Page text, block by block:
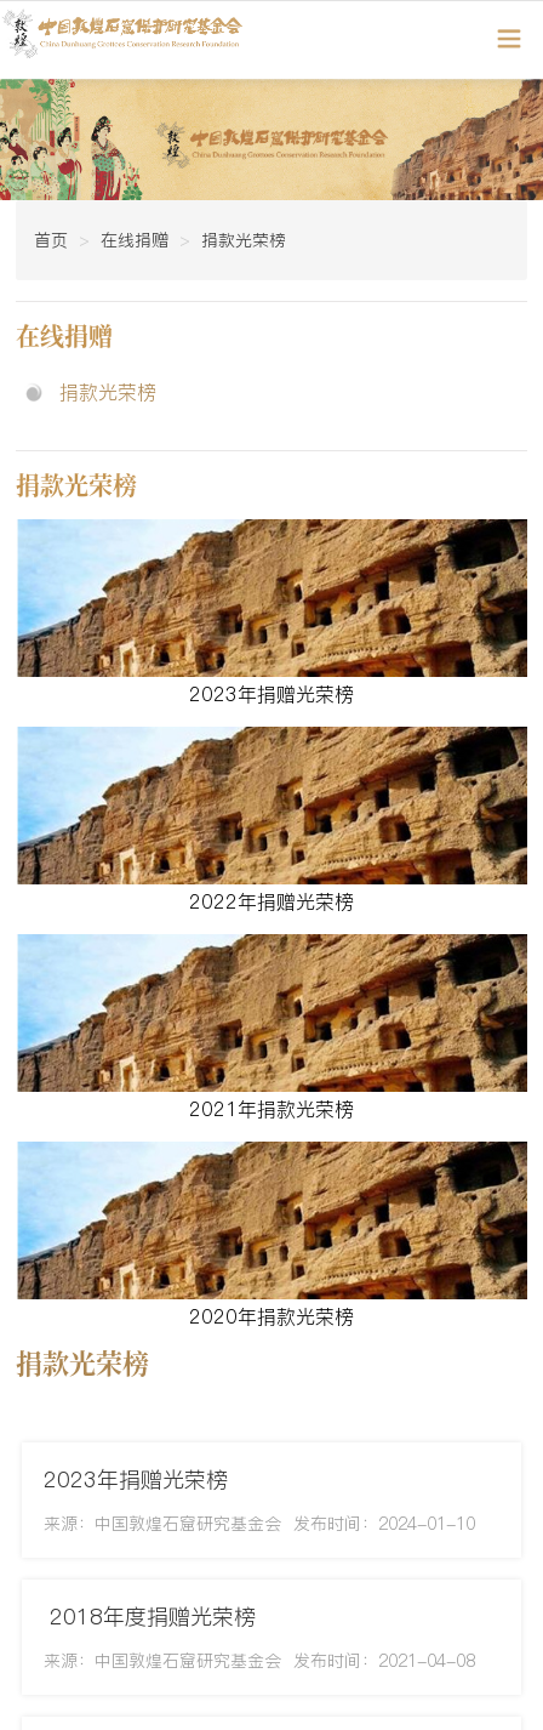
首页 在线捐赠 捐款光荣榜
在线捐赠
捐款光荣榜
捐款光荣榜
2023年捐赠光荣榜
2022年捐赠光荣榜
2021年捐款光荣榜
2020年捐款光荣榜
捐款光荣榜
2023年捐赠光荣榜
来源：中国敦煌石窟研究基金会 发布时间：2024-01-10
​ 2018年度捐赠光荣榜
来源：中国敦煌石窟研究基金会 发布时间：2021-04-08